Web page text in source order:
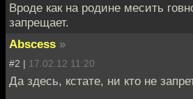
Вроде как на родине месить
запрещает.
Abscess »
#2 | 17.02.12 11:20
Да здесь, кстате, ни кто не